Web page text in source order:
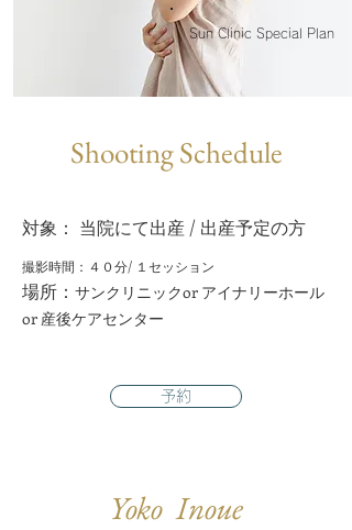
Sun Clinic Special Plan
Shooting Schedule
対象： 当院にて出産 / 出産予定の方
​撮影時間：４０分/ １セッション
場所： サンクリニックor アイナリーホール
or 産後ケアセンター
予約
Yoko Inoue